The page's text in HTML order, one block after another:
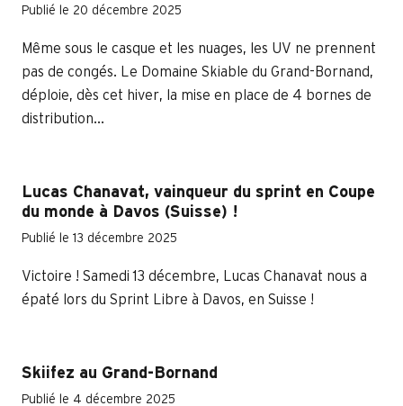
Publié le 20 décembre 2025
Même sous le casque et les nuages, les UV ne prennent
pas de congés. Le Domaine Skiable du Grand-Bornand,
déploie, dès cet hiver, la mise en place de 4 bornes de
distribution...
Lucas Chanavat, vainqueur du sprint en Coupe
du monde à Davos (Suisse) !
Publié le 13 décembre 2025
Victoire ! Samedi 13 décembre, Lucas Chanavat nous a
épaté lors du Sprint Libre à Davos, en Suisse !
Skiifez au Grand-Bornand
Publié le 4 décembre 2025